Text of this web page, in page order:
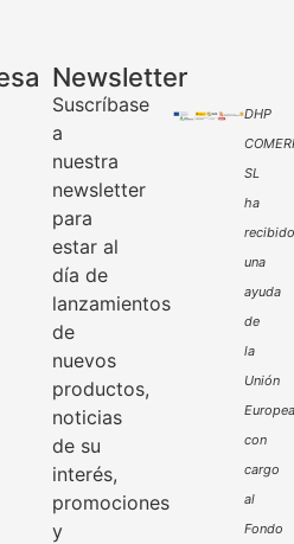
Newsletter
Suscríbase
a
nuestra
newsletter
para
estar al
día de
lanzamientos
de
nuevos
productos,
noticias
de su
interés,
promociones
y
DHP
SL
ha
recibido
una
ayuda
de
la
Unión
Europea
con
cargo
al
Fondo